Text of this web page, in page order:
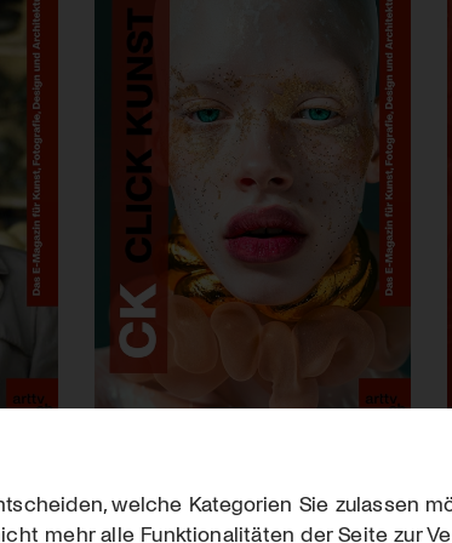
welche Kategorien Sie zulassen
mehr alle Funktionalitäten der Seite zur